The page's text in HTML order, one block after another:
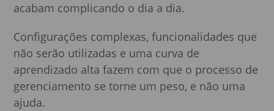
acabam complicando o dia a dia.
Configurações complexas, funcionalidades que
não serão utilizadas e uma curva de
aprendizado alta fazem com que o processo de
gerenciamento se torne um peso, e não uma
ajuda.